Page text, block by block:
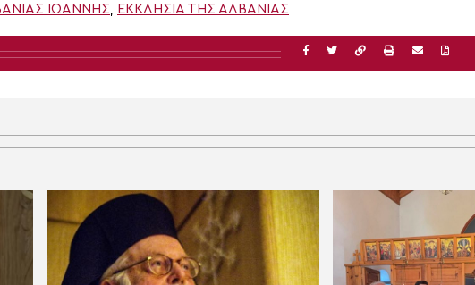
ΙΩΆΝΝΗΣ ΕΚΚΛΗΣΊΑ ΤΗΣ ΑΛΒΑΝΊΑΣ